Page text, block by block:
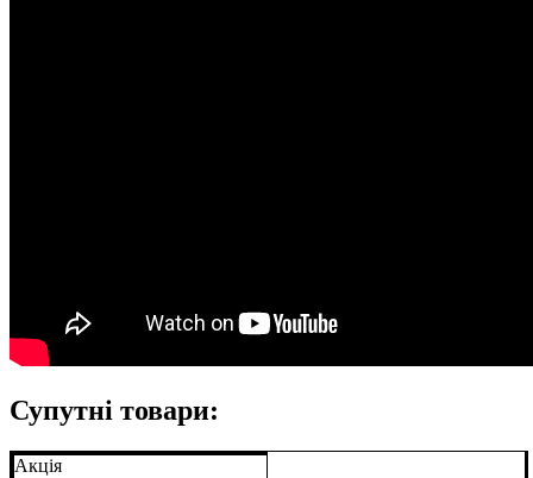
Супутні товари:
Акція